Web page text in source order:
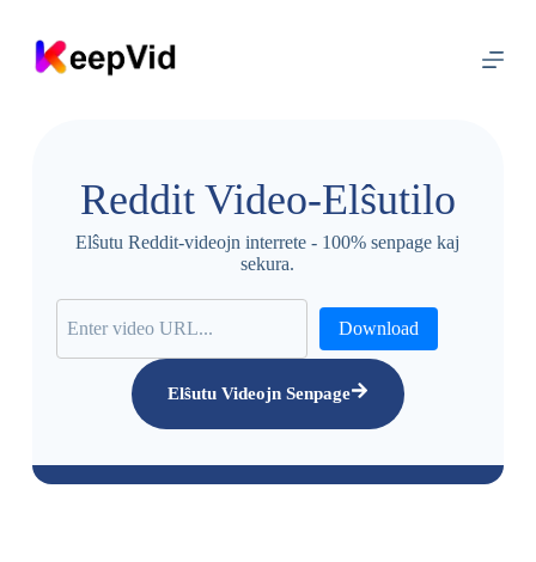
Reddit Video-Elŝutilo
Elŝutu Reddit-videojn interrete - 100% senpage kaj
sekura.
Download
Elŝutu Videojn Senpage